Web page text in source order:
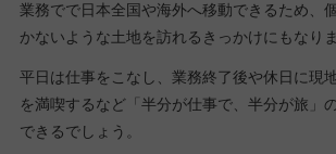
業務でで日本全国や海外へ移動できるため、
かないような土地を訪れるきっかけにもなりま
平日は仕事をこなし、業務終了後や休日に現
を満喫するなど「半分が仕事で、半分が旅」
できるでしょう。